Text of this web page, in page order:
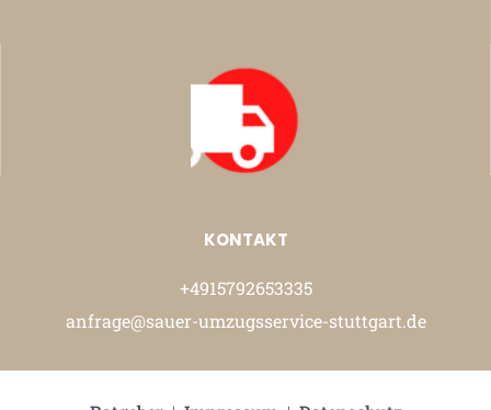
KONTAKT
+4915792653335
anfrage@sauer-umzugsservice-stuttgart.de